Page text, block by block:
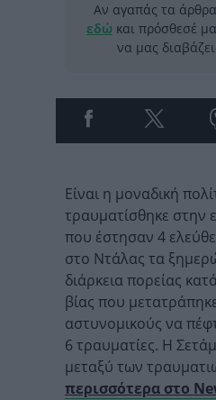
Αν αγαπάς τα
εδώ και πρόσθεσέ
να μας
Είναι η μοναδική
τραυματίσθηκε στην
που έστησαν 4
στο Ντάλας τα
διάρκεια πορείας
βίας που
αστυνομικούς να
6 τραυματίες. Η
μεταξύ των
περισσότερα στο